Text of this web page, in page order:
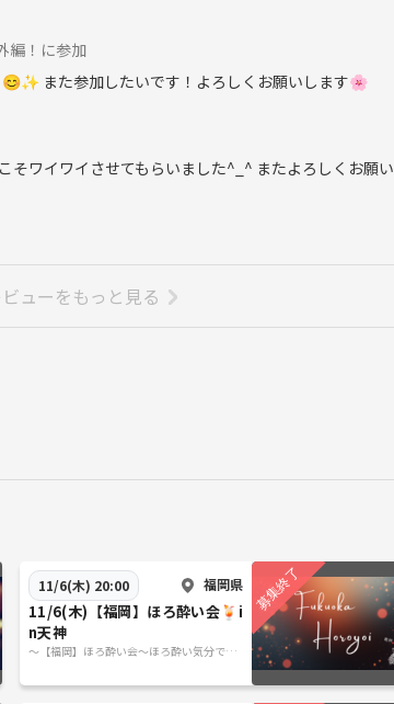
編！に参加
また参加したいです！よろしくお願いします🌸
そワイワイさせてもらいました^_^ またよろしくお願い
ューをもっと見る
11/6(木) 20:00 福岡県
11/6(木)【福岡】ほろ酔い会🍹i
n天神
～【福岡】ほろ酔い会～ほろ酔い気分でラ